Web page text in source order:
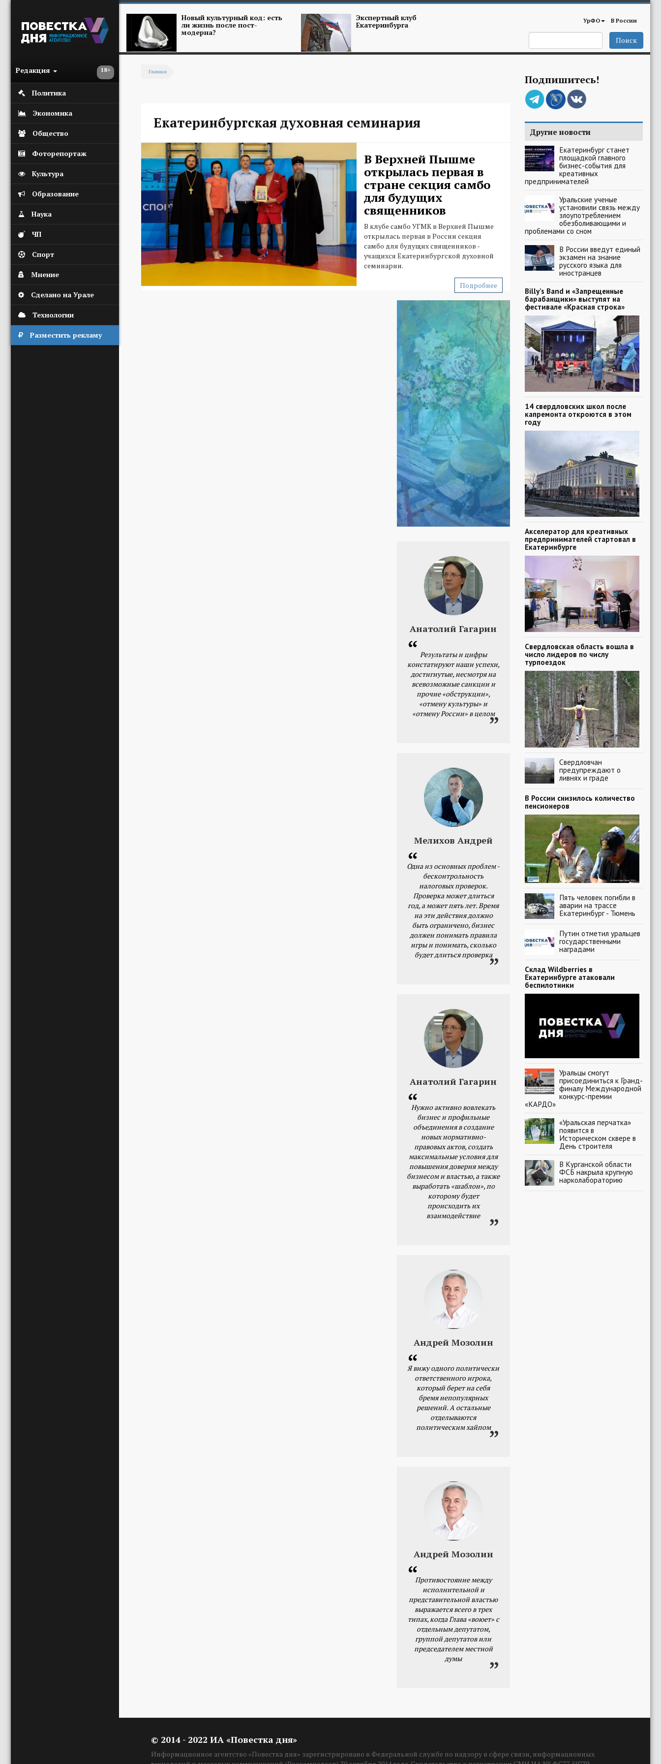
18+
Редакция
Политика
Экономика
Общество
Фоторепортаж
Культура
Образование
Наука
ЧП
Спорт
Мнение
Сделано на Урале
Технологии
Разместить рекламу
Новый культурный код: есть
ли жизнь после пост-
модерна?
Экспертный клуб
Екатеринбурга УрФО В России
Поиск
Главная
Екатеринбургская духовная семинария
В Верхней Пышме
открылась первая в
стране секция самбо
для будущих
священников
В клубе самбо УГМК в Верхней Пышме
открылась первая в России секция
самбо для будущих священников -
учащихся Екатеринбургской духовной
семинарии.
Подробнее
Анатолий Гагарин
Результаты и цифры
констатируют наши успехи,
достигнутые, несмотря на
всевозможные санкции и
прочие «обструкции»,
«отмену культуры» и
«отмену России» в целом
Мелихов Андрей
Одна из основных проблем -
бесконтрольность
налоговых проверок.
Проверка может длиться
год, а может пять лет. Время
на эти действия должно
быть ограничено, бизнес
должен понимать правила
игры и понимать, сколько
будет длиться проверка
Анатолий Гагарин
Нужно активно вовлекать
бизнес и профильные
объединения в создание
новых нормативно-
правовых актов, создать
максимальные условия для
повышения доверия между
бизнесом и властью, а также
выработать «шаблон», по
которому будет
происходить их
взаимодействие
Андрей Мозолин
Я вижу одного политически
ответственного игрока,
который берет на себя
бремя непопулярных
решений. А остальные
отделываются
политическим хайпом
Андрей Мозолин
Противостояние между
исполнительной и
представительной властью
выражается всего в трех
типах, когда Глава «воюет» с
отдельным депутатом,
группой депутатов или
председателем местной
думы
Подпишитесь!
Другие новости
Екатеринбург станет
площадкой главного
бизнес-события для
креативных
предпринимателей
Уральские ученые
установили связь между
злоупотреблением
обезболивающими и
проблемами со сном
В России введут единый
экзамен на знание
русского языка для
иностранцев
Billy’s Band и «Запрещенные
барабанщики» выступят на
фестивале «Красная строка»
14 свердловских школ после
капремонта откроются в этом
году
Акселератор для креативных
предпринимателей стартовал в
Екатеринбурге
Свердловская область вошла в
число лидеров по числу
турпоездок
Свердловчан
предупреждают о
ливнях и граде
В России снизилось количество
пенсионеров
Пять человек погибли в
аварии на трассе
Екатеринбург - Тюмень
Путин отметил уральцев
государственными
наградами
Склад Wildberries в
Екатеринбурге атаковали
беспилотники
Уральцы смогут
присоединиться к Гранд-
финалу Международной
конкурс-премии
«КАРДО»
«Уральская перчатка»
появится в
Историческом сквере в
День строителя
В Курганской области
ФСБ накрыла крупную
нарколабораторию
© 2014 - 2022 ИА «Повестка дня»
Информационное агентство «Повестка дня» зарегистрировано в Федеральной службе по надзору в сфере связи, информационных